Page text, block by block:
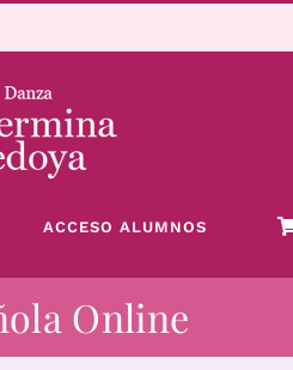
ACCESO ALUMNOS
Online